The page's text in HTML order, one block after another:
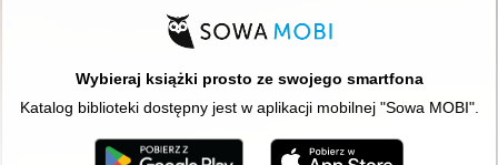
Wybieraj książki prosto ze swojego smartfona
Katalog biblioteki dostępny jest w aplikacji mobilnej "Sowa MOBI".